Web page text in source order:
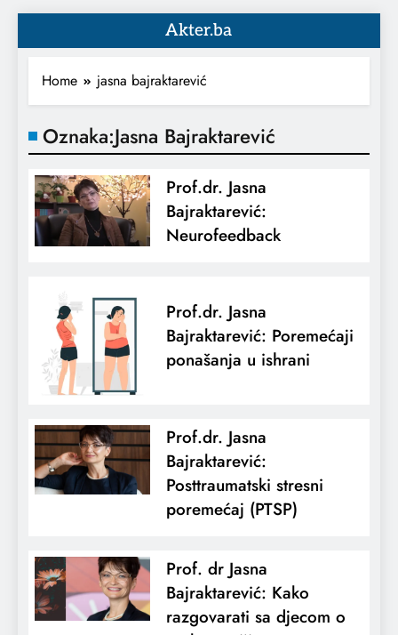
Akter.ba
Home jasna bajraktarević
Oznaka:Jasna Bajraktarević
Prof.dr. Jasna
Bajraktarević:
Neurofeedback
Prof.dr. Jasna
Bajraktarević: Poremećaji
ponašanja u ishrani
Prof.dr. Jasna
Bajraktarević:
Posttraumatski stresni
poremećaj (PTSP)
Prof. dr Jasna
Bajraktarević: Kako
razgovarati sa djecom o